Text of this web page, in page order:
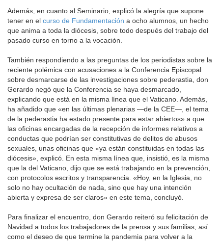
Además, en cuanto al Seminario, explicó la alegría que supone
tener en el curso de Fundamentación a ocho alumnos, un hecho
que anima a toda la diócesis, sobre todo después del trabajo del
pasado curso en torno a la vocación.
También respondiendo a las preguntas de los periodistas sobre la
reciente polémica con acusaciones a la Conferencia Episcopal
sobre desmarcarse de las investigaciones sobre pederastia, don
Gerardo negó que la Conferencia se haya desmarcado,
explicando que está en la misma línea que el Vaticano. Además,
ha añadido que «en las últimas plenarias —de la CEE—, el tema
de la pederastia ha estado presente para estar abiertos» a que
las oficinas encargadas de la recepción de informes relativos a
conductas que podrían ser constitutivas de delitos de abusos
sexuales, unas oficinas que «ya están constituidas en todas las
diócesis», explicó. En esta misma línea que, insistió, es la misma
que la del Vaticano, dijo que se está trabajando en la prevención,
con protocolos escritos y transparencia. «Hoy, en la Iglesia, no
solo no hay ocultación de nada, sino que hay una intención
abierta y expresa de ser claros» en este tema, concluyó.
Para finalizar el encuentro, don Gerardo reiteró su felicitación de
Navidad a todos los trabajadores de la prensa y sus familias, así
como el deseo de que termine la pandemia para volver a la